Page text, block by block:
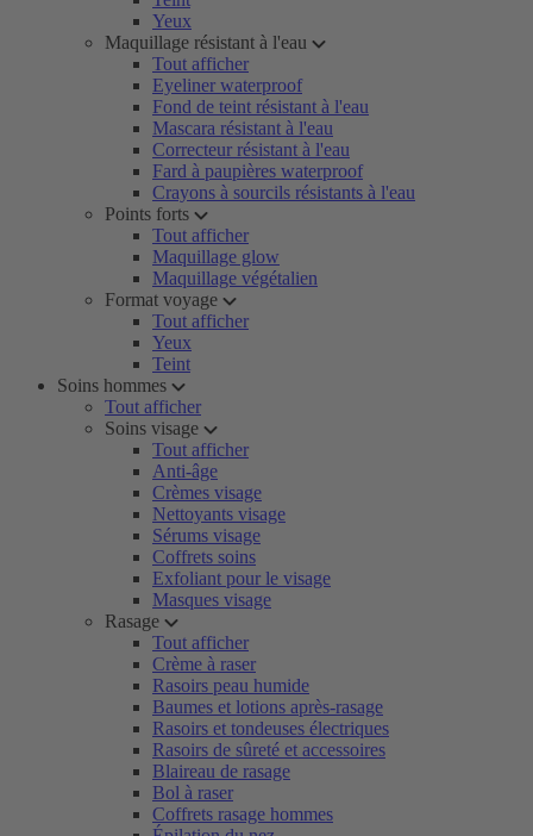
Yeux
Maquillage résistant à l'eau
Tout afficher
Eyeliner waterproof
Fond de teint résistant à l'eau
Mascara résistant à l'eau
Correcteur résistant à l'eau
Fard à paupières waterproof
Crayons à sourcils résistants à l'eau
Points forts
Tout afficher
Maquillage glow
Maquillage végétalien
Format voyage
Tout afficher
Yeux
Teint
Soins hommes
Tout afficher
Soins visage
Tout afficher
Anti-âge
Crèmes visage
Nettoyants visage
Sérums visage
Coffrets soins
Exfoliant pour le visage
Masques visage
Rasage
Tout afficher
Crème à raser
Rasoirs peau humide
Baumes et lotions après-rasage
Rasoirs et tondeuses électriques
Rasoirs de sûreté et accessoires
Blaireau de rasage
Bol à raser
Coffrets rasage hommes